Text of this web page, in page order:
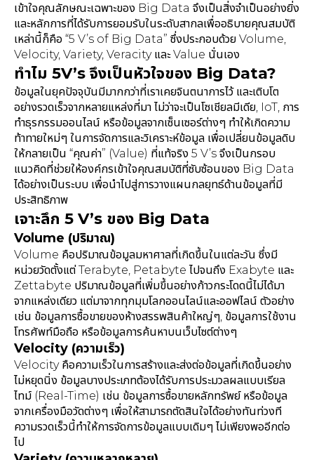
เข้าใจคุณลักษณะเฉพาะของ Big Data จึงเป็นสิ่งจำเป็นอย่างยิ่ง
และหลักการที่ได้รับการยอมรับในระดับสากลเพื่ออธิบายคุณสมบัติ
เหล่านี้ก็คือ “5 V’s of Big Data” ซึ่งประกอบด้วย Volume,
Velocity, Variety, Veracity และ Value นั่นเอง
ทำไม 5V’s จึงเป็นหัวใจของ Big Data?
ข้อมูลในยุคปัจจุบันมีมากกว่าที่เราเคยจินตนาการไว้ และเติบโต
อย่างรวดเร็วจากหลายแหล่งที่มา ไม่ว่าจะเป็นโซเชียลมีเดีย, IoT, การ
ทำธุรกรรมออนไลน์ หรือข้อมูลจากเซ็นเซอร์ต่างๆ ทำให้เกิดความ
ท้าทายใหม่ๆ ในการจัดการและวิเคราะห์ข้อมูล เพื่อเปลี่ยนข้อมูลดิบ
ให้กลายเป็น “คุณค่า” (Value) ที่แท้จริง 5 V’s จึงเป็นกรอบ
แนวคิดที่ช่วยให้องค์กรเข้าใจคุณสมบัติที่ซับซ้อนของ Big Data
ได้อย่างเป็นระบบ เพื่อนำไปสู่การวางแผนกลยุทธ์ด้านข้อมูลที่มี
ประสิทธิภาพ
เจาะลึก 5 V’s ของ Big Data
Volume (ปริมาณ)
Volume คือปริมาณข้อมูลมหาศาลที่เกิดขึ้นในแต่ละวัน ซึ่งมี
หน่วยวัดตั้งแต่ Terabyte, Petabyte ไปจนถึง Exabyte และ
Zettabyte ปริมาณข้อมูลที่เพิ่มขึ้นอย่างก้าวกระโดดนี้ไม่ได้มา
จากแหล่งเดียว แต่มาจากทุกมุมโลกออนไลน์และออฟไลน์ ตัวอย่าง
เช่น ข้อมูลการซื้อขายของห้างสรรพสินค้าใหญ่ๆ, ข้อมูลการใช้งาน
โทรศัพท์มือถือ หรือข้อมูลการค้นหาบนเว็บไซต์ต่างๆ
Velocity (ความเร็ว)
Velocity คือความเร็วในการสร้างและส่งต่อข้อมูลที่เกิดขึ้นอย่าง
ไม่หยุดนิ่ง ข้อมูลบางประเภทต้องได้รับการประมวลผลแบบเรียล
ไทม์ (Real-Time) เช่น ข้อมูลการซื้อขายหลักทรัพย์ หรือข้อมูล
จากเครื่องมือวัดต่างๆ เพื่อให้สามารถตัดสินใจได้อย่างทันท่วงที
ความรวดเร็วนี้ทำให้การจัดการข้อมูลแบบเดิมๆ ไม่เพียงพออีกต่อ
ไป